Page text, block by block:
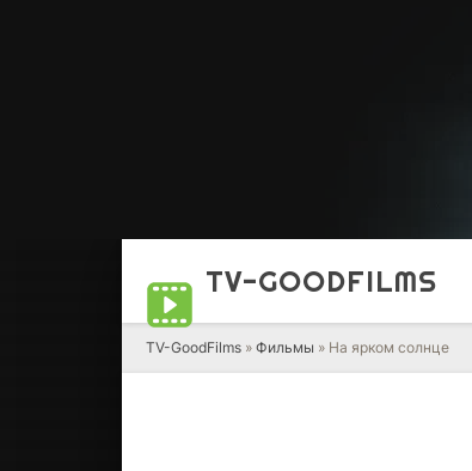
TV-GOODFILMS
TV-GoodFilms » Фильмы » На ярком солнце